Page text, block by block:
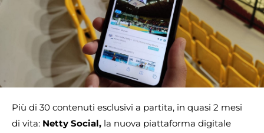
Più di 30 contenuti esclusivi a partita, in quasi 2 mesi
di vita: Netty Social, la nuova piattaforma digitale